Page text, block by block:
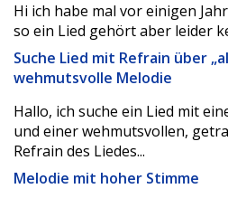
Hi ich habe mal vor einigen
so ein Lied gehört aber leider
Suche Lied mit Refrain über
wehmutsvolle Melodie
Hallo, ich suche ein Lied mit
und einer wehmutsvollen,
Refrain des Liedes...
Melodie mit hoher Stimme